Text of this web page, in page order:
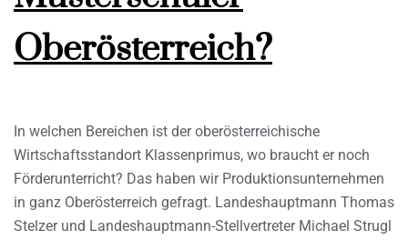
Oberösterreich?
In welchen Bereichen ist der oberösterreichische
Wirtschaftsstandort Klassenprimus, wo braucht er noch
Förderunterricht? Das haben wir Produktionsunternehmen
in ganz Oberösterreich gefragt. Landeshauptmann Thomas
Stelzer und Landeshauptmann-Stellvertreter Michael Strugl